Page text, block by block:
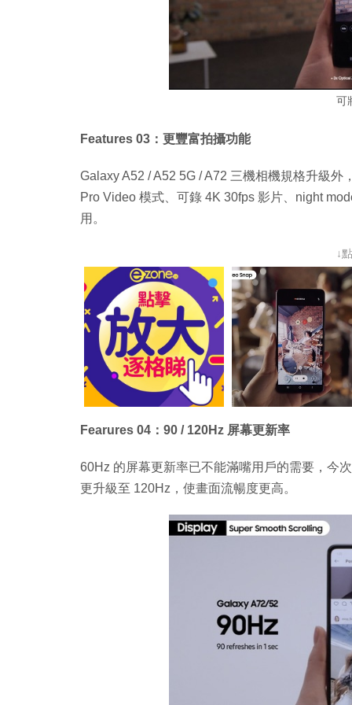
可
Features 03：更豐富拍攝功能
Galaxy A52 / A52 5G / A72 三機相機規格升級
Pro Video 模式、可錄 4K 30fps 影片、night
用。
↓
Fearures 04：90 / 120Hz 屏幕更新率
60Hz 的屏幕更新率已不能滿嘴用戶的需要，今
更升級至 120Hz，使畫面流暢度更高。